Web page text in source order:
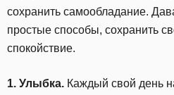
сохранить самообладание.
простые способы, сохранить
спокойствие.
1. Улыбка. Каждый свой день